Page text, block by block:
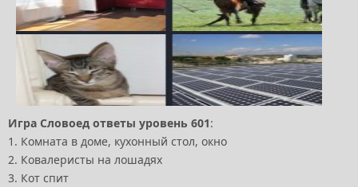
Игра Словоед ответы уровень 601:
1. Комната в доме, кухонный стол, окно
2. Ковалеристы на лошадях
3. Кот спит